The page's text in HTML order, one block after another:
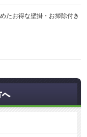
たお得な壁掛・お掃除付き
へ